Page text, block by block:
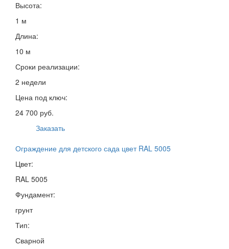
Высота:
1 м
Длина:
10 м
Сроки реализации:
2 недели
Цена под ключ:
24 700 руб.
Заказать
Ограждение для детского сада цвет RAL 5005
Цвет:
RAL 5005
Фундамент:
грунт
Тип:
Сварной